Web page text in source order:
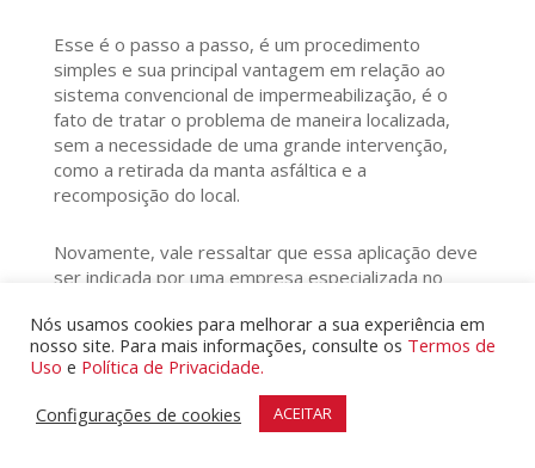
Esse é o passo a passo, é um procedimento
simples e sua principal vantagem em relação ao
sistema convencional de impermeabilização, é o
fato de tratar o problema de maneira localizada,
sem a necessidade de uma grande intervenção,
como a retirada da manta asfáltica e a
recomposição do local.
Novamente, vale ressaltar que essa aplicação deve
ser indicada por uma empresa especializada no
técnica muito mais rápida, simples e tão eficiente
quanto a maneira convencional.
Quais são as vantagens da impermeabilização
por injeção química?
Nós usamos cookies para melhorar a sua experiência em
nosso site. Para mais informações, consulte os Termos de
Uso e Política de Privacidade.
Configurações de cookies
ACEITAR